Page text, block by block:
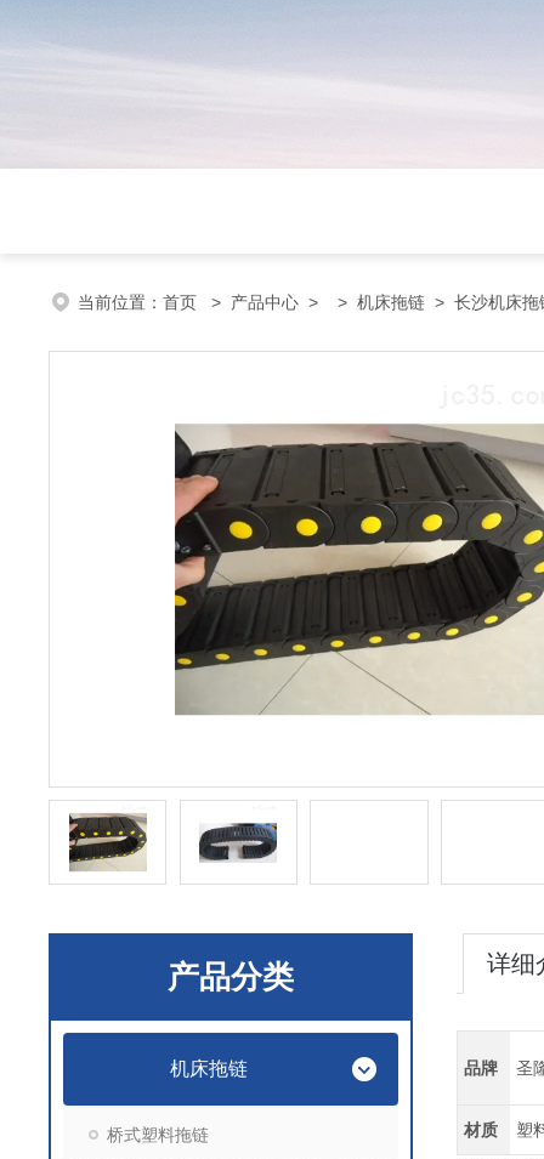
当前位置： 首页 > 产品中心 > > 机床拖链 > 长沙机床拖
产品分类
机床拖链
桥式塑料拖链
详细
品牌 圣
材质 塑